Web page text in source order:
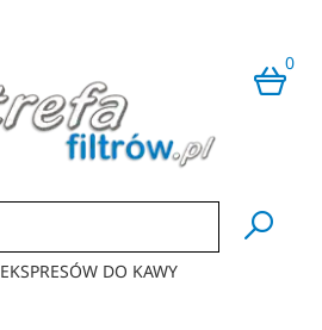
0
​
DO KAWY